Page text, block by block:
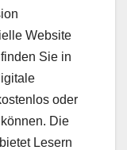
Website
Sie in
oder
Die
Lesern